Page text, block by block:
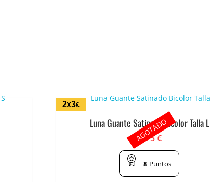
2x3€
Luna Guante Satinado Bicolor Talla L
1.75€
8 Puntos
AGOTADO